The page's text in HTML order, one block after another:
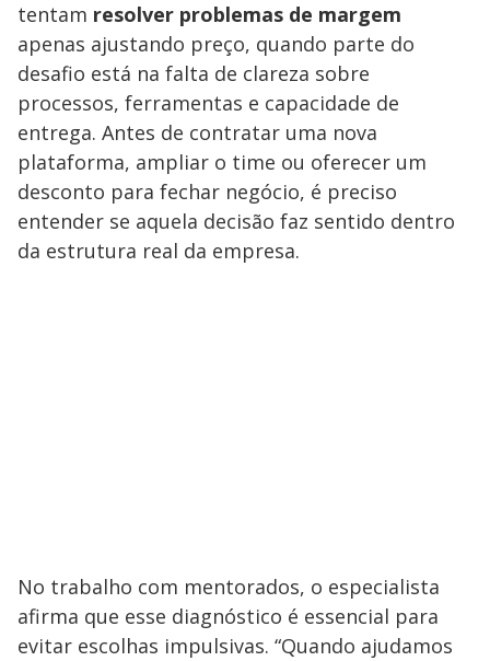
tentam resolver problemas de margem
apenas ajustando preço, quando parte do
desafio está na falta de clareza sobre
processos, ferramentas e capacidade de
entrega. Antes de contratar uma nova
plataforma, ampliar o time ou oferecer um
desconto para fechar negócio, é preciso
entender se aquela decisão faz sentido dentro
da estrutura real da empresa.
No trabalho com mentorados, o especialista
afirma que esse diagnóstico é essencial para
evitar escolhas impulsivas. “Quando ajudamos